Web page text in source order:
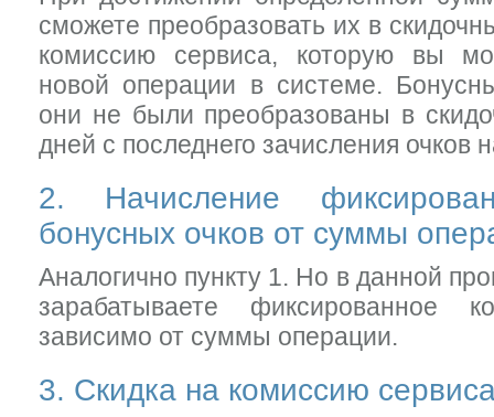
сможете преобразовать их в
комиссию сервиса, которую вы
новой операции в системе.
они не были преобразованы в
дней с последнего зачисления очков
2. Начисление
бонусных очков от суммы
Аналогично пункту 1. Но в данной
зарабатываете фиксированное
зависимо от суммы операции.
3. Скидка на комиссию